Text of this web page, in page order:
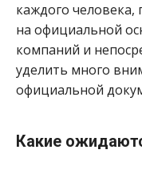
каждого
на официальной
компаний и
уделить много
официальной
Какие